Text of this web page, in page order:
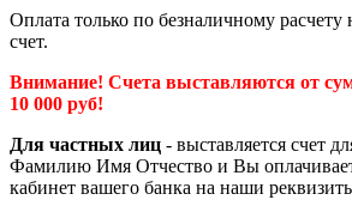
Оплата только по безналичному
счет.
Внимание! Счета выставляются от
10 000 руб!
Для частных лиц - выставляется счет
Фамилию Имя Отчество и Вы
кабинет вашего банка на наши